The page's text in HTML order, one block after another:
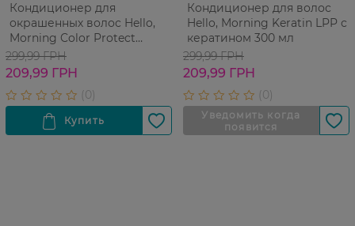
Кондиционер для
окрашенных волос Hello,
Morning Color Protect
Conditioner защита цвета
300 мл
299,99 ГРН
209,99 ГРН
Кондиционер для волос
Hello, Morning Keratin LPP с
кератином 300 мл
299,99 ГРН
209,99 ГРН